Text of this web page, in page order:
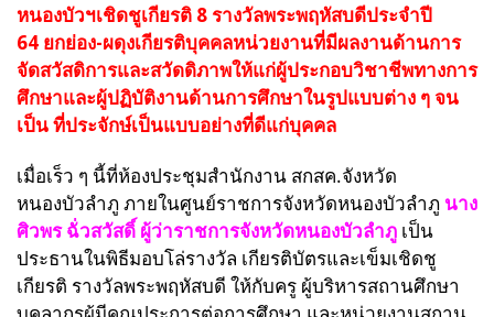
หนองบัวฯเชิดชูเกียรติ 8 รางวัลพระพฤหัสบดีประจำปี
64 ยกย่อง-ผดุงเกียรติบุคคลหน่วยงานที่มีผลงานด้านการ
จัดสวัสดิการและสวัดดิภาพให้แก่ผู้ประกอบวิชาชีพทางการ
ศึกษาและผู้ปฏิบัติงานด้านการศึกษาในรูปแบบต่าง ๆ จน
เป็น ที่ประจักษ์เป็นแบบอย่างที่ดีแก่บุคคล
เมื่อเร็ว ๆ นี้ที่ห้องประชุมสำนักงาน สกสค.จังหวัด
หนองบัวลำภู ภายในศูนย์ราชการจังหวัดหนองบัวลำภู นาง
ศิวพร ฉั่วสวัสดิ์ ผู้ว่าราชการจังหวัดหนองบัวลำภู เป็น
ประธานในพิธีมอบโล่รางวัล เกียรติบัตรและเข็มเชิดชู
เกียรติ รางวัลพระพฤหัสบดี ให้กับครู ผู้บริหารสถานศึกษา